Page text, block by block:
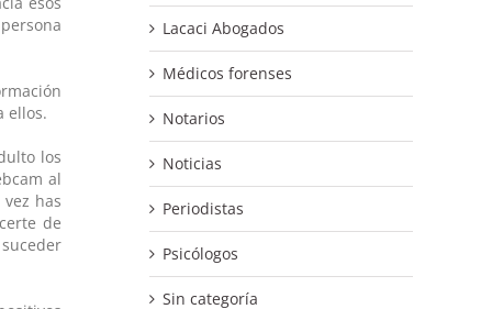
ellos.
los
al
has
de
Lacaci Abogados
Médicos forenses
Notarios
Noticias
Periodistas
Psicólogos
Sin categoría